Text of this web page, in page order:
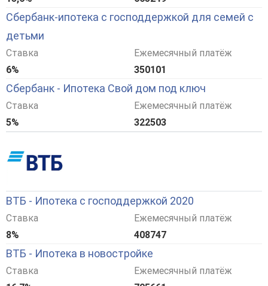
Сбербанк-ипотека с господдержкой для семей с
детьми
Ставка
6%
Ежемесячный платёж
350101
Сбербанк - Ипотека Свой дом под ключ
Ставка
5%
Ежемесячный платёж
322503
ВТБ - Ипотека с господдержкой 2020
Ставка
8%
Ежемесячный платёж
408747
ВТБ - Ипотека в новостройке
Ставка
Ежемесячный платёж